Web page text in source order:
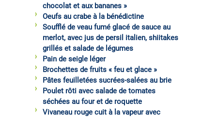
chocolat et aux bananes »
Oeufs au crabe à la bénédictine
Soufflé de veau fumé glacé de sauce au
merlot, avec jus de persil italien, shiitakes
grillés et salade de légumes
Pain de seigle léger
Brochettes de fruits « feu et glace »
Pâtes feuilletées sucrées-salées au brie
Poulet rôti avec salade de tomates
séchées au four et de roquette
Vivaneau rouge cuit à la vapeur avec